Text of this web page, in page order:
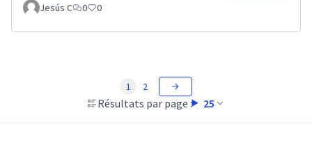
Jesús C
0 0
Résultats par page : 25
1 2